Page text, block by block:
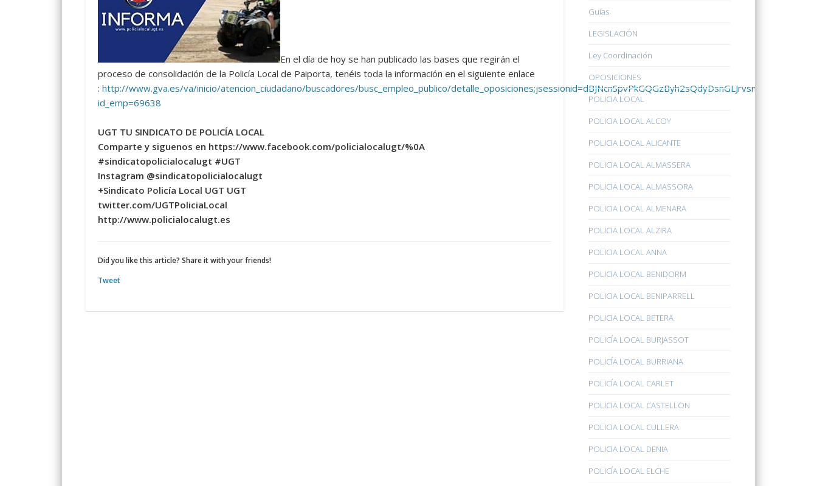
En el día de hoy se han publicado las bases que regirán el
proceso de consolidación de la Policía Local de Paiporta, tenéis toda la información en el siguiente enlace
: http://www.gva.es/va/inicio/atencion_ciudadano/buscadores/busc_empleo_publico/
id_emp=69638
UGT TU SINDICATO DE POLICÍA LOCAL
Comparte y siguenos en https://www.facebook.com/policialocalugt/%0A
#sindicatopolicialocalugt #UGT
Instagram @sindicatopolicialocalugt
+Sindicato Policía Local UGT UGT
twitter.com/UGTPoliciaLocal
http://www.policialocalugt.es
Did you like this article? Share it with your friends!
Tweet
Guías
LEGISLACIÓN
Ley Coordinación
OPOSICIONES
POLICIA LOCAL
POLICIA LOCAL ALCOY
POLICIA LOCAL ALICANTE
POLICIA LOCAL ALMASSERA
POLICIA LOCAL ALMASSORA
POLICIA LOCAL ALMENARA
POLICIA LOCAL ALZIRA
POLICIA LOCAL ANNA
POLICIA LOCAL BENIDORM
POLICIA LOCAL BENIPARRELL
POLICIA LOCAL BETERA
POLICÍA LOCAL BURJASSOT
POLICÍA LOCAL BURRIANA
POLICÍA LOCAL CARLET
POLICIA LOCAL CASTELLON
POLICIA LOCAL CULLERA
POLICIA LOCAL DENIA
POLICÍA LOCAL ELCHE